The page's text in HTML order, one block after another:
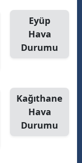
Eyüp
Hava
Durumu
Kağıthane
Hava
Durumu